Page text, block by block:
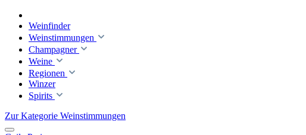
Weinfinder
Weinstimmungen
Champagner
Weine
Regionen
Winzer
Spirits
Zur Kategorie Weinstimmungen